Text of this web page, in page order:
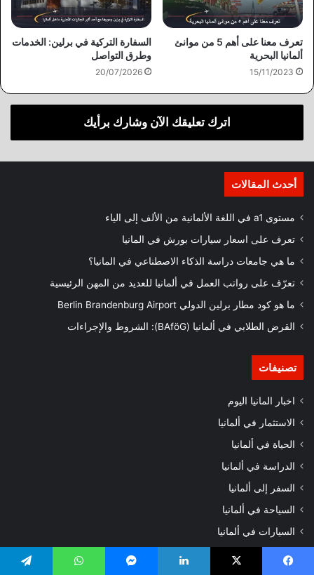
تعرف معنا على أهم 5 من موانئ
ألمانيا البحرية
15/11/2023
السفارة التركية في برلين: الخدمات
وطرق التواصل
20/07/2026
اترك تعليقك الآن وشارك برأيك
أحدث المقالات
مستوى a1 في اللغة الألمانية من الألف إلى الياء
تعرف على اسعار سيارات بورش في المانيا
ما هي جامعات دراسة الذكاء الاصطناعي في المانيا؟
تعرّف على رواتب العمل في ألمانيا للعديد من المهن الرئيسية
ما هو كود مطار برلين الدولي Berlin Brandenburg Airport
القرض الطلابي في ألمانيا (BAföG): الشروط والإجراءات
تصنيفات
اخبار المانيا اليوم
الاستثمار في ألمانيا
الحياة في ألمانيا
الدراسة في ألمانيا
السفر إلى ألمانيا
السياحة في ألمانيا
السيارات في ألمانيا
الشركات في ألمانيا